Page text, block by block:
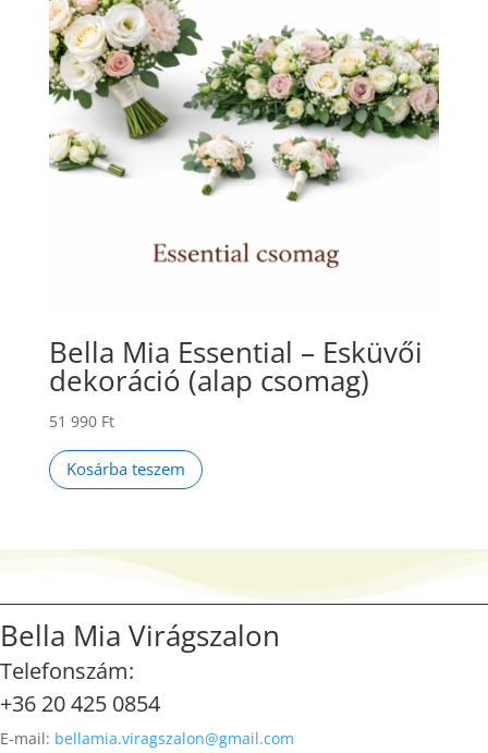
Bella Mia Essential – Esküvői
dekoráció (alap csomag)
51 990 Ft
Kosárba teszem
Bella Mia Virágszalon
Telefonszám:
+36 20 425 0854
E-mail: bellamia.viragszalon@gmail.com